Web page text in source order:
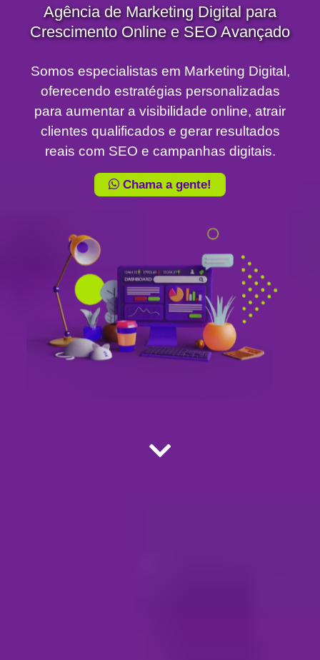
Agência de Marketing Digital para
Crescimento Online e SEO Avançado
Somos especialistas em Marketing Digital,
oferecendo estratégias personalizadas
para aumentar a visibilidade online, atrair
clientes qualificados e gerar resultados
reais com SEO e campanhas digitais.
Chama a gente!